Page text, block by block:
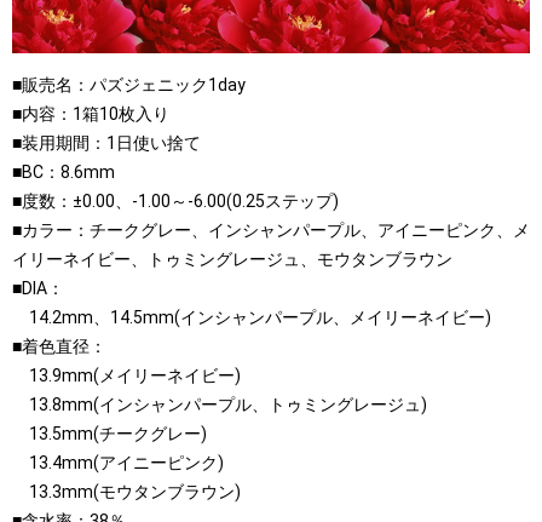
■販売名：パズジェニック1day
■内容：1箱10枚入り
■装用期間：1日使い捨て
■BC：8.6mm
■度数：±0.00、-1.00～-6.00(0.25ステップ)
■カラー：チークグレー、インシャンパープル、アイニーピンク、メ
イリーネイビー、トゥミングレージュ、モウタンブラウン
■DIA：
14.2mm、14.5mm(インシャンパープル、メイリーネイビー)
■着色直径：
13.9mm(メイリーネイビー)
13.8mm(インシャンパープル、トゥミングレージュ)
13.5mm(チークグレー)
13.4mm(アイニーピンク)
13.3mm(モウタンブラウン)